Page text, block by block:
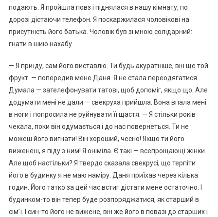
подають. Я пройшла повз і піднялася в нашу кімнату, по
дорозі дістаючи телефон. Я поскаржилася чоловікові на
присутність його батька. Чоловік був зі мною солідарний:
гнати в шию нахабу.
— Я приїду, сам його виставлю. Ти будь акуратніше, він ще той
фрукт. — попередив мене Даня. Я не стала переодягатися.
Думала — зателефонувати татові, щоб допоміг, якщо що. Але
додумати мені не дали — свекруха прийшла. Вона впала мені
в ноги і попросила не руйнувати її щастя. — Я стільки років
чекала, поки він одумається і до нас повернеться. Ти не
можеш його вигнати! Він хороший, чесно! Якщо ти його
виженеш, я піду з ним! Я оніміла. Є такі — всепрощающі жінки.
Але щоб настільки? Я твердо сказала свекрусі, що терпіти
його в будинку я не маю наміру. Даня приїхав через кілька
годин. Його татко за цей час встиг дістати мене остаточно. І
будинком-то він тепер буде розпоряджатися, як старший в
сім’ї. І син-то його не вижене, він же його в повазі до старших і